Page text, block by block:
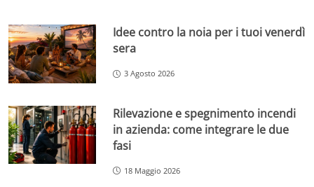
Idee contro la noia per i tuoi venerdì
sera
3 Agosto 2026
Rilevazione e spegnimento incendi
in azienda: come integrare le due
fasi
18 Maggio 2026